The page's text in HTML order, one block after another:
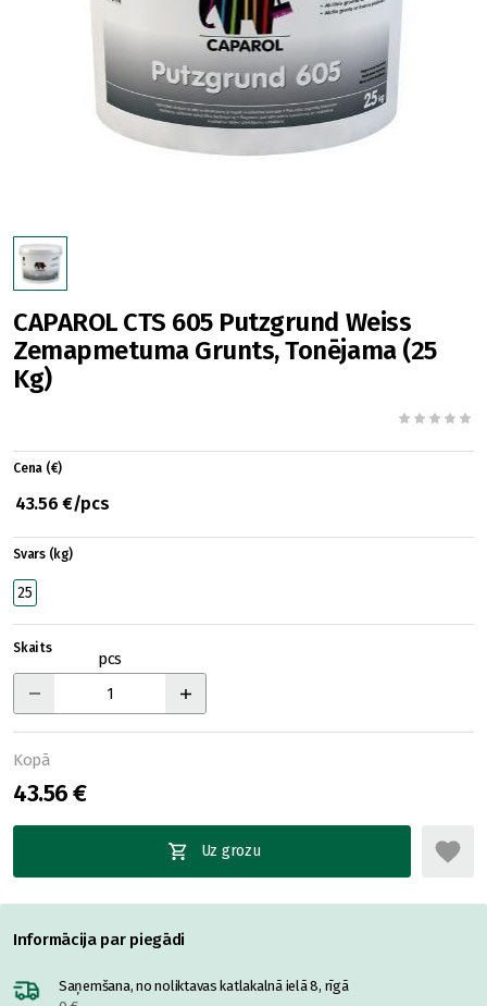
CAPAROL CTS 605 Putzgrund Weiss
Zemapmetuma Grunts, Tonējama (25
Kg)
Cena (€)
43.56 €/pcs
Svars (kg)
25
Skaits
pcs
Kopā
43.56 €
Uz grozu
Informācija par piegādi
Saņemšana, no noliktavas katlakalnā ielā 8, rīgā